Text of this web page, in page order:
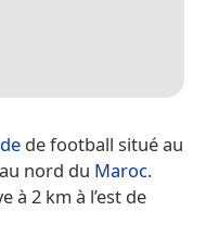
de football situé au
nord du Maroc.
à 2 km à l’est de